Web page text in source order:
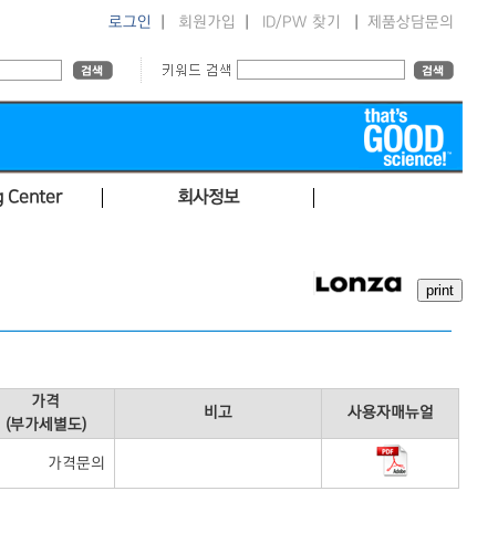
로그인 회원가입 ID/PW 찾기 제품상담문의
Center 회사정보
가격
(부가세별도)
비고 사용자매뉴얼
가격문의